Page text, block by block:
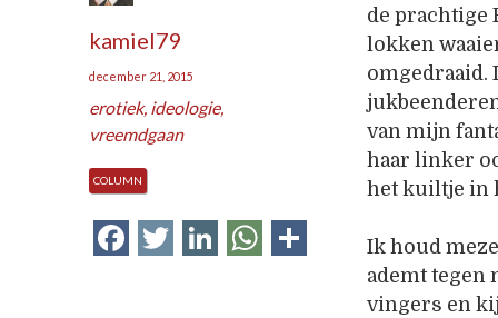
kamiel79
december 21, 2015
erotiek, ideologie,
vreemdgaan
COLUMN
Facebook
Twitter
LinkedInWhatsApp
Delen
de prachtige
lokken
omgedraaid.
van mijn
haar linker
het kuiltje in
Ik houd
ademt tegen
vingers en